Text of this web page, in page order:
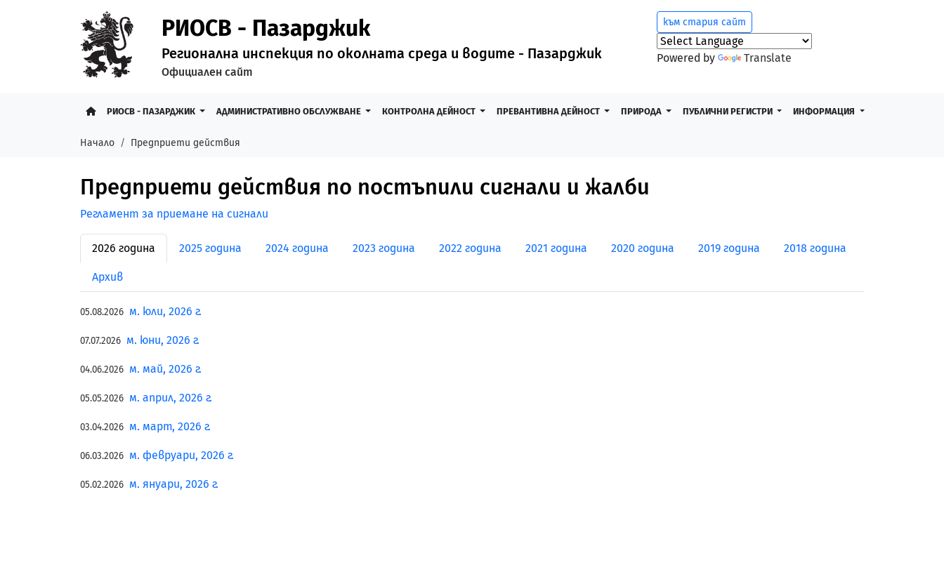
към стария сайт
Powered by Translate
РИОСВ - Пазарджик
Регионална инспекция по околната среда и водите - Пазарджик
Официален сайт
РИОСВ - ПАЗАРДЖИК АДМИНИСТРАТИВНО ОБСЛУЖВАНЕ КОНТРОЛНА ДЕЙНОСТ ПРЕВАНТИВНА ДЕЙНОСТ ПРИРОДА ПУБЛИЧНИ РЕГИСТРИ ИНФОРМАЦИЯ
Начало Предприети действия
Предприети действия по постъпили сигнали и жалби
Регламент за приемане на сигнали
2026 година 2025 година 2024 година 2023 година 2022 година 2021 година 2020 година 2019 година 2018 година
Архив
05.08.2026 м. юли, 2026 г.
07.07.2026 м. юни, 2026 г.
04.06.2026 м. май, 2026 г.
05.05.2026 м. април, 2026 г.
03.04.2026 м. март, 2026 г.
06.03.2026 м. февруари, 2026 г.
05.02.2026 м. януари, 2026 г.